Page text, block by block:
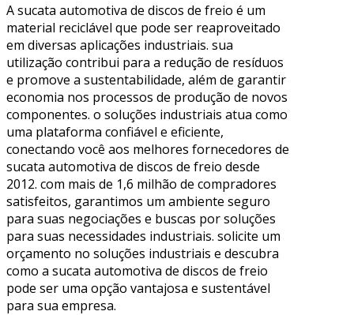
A sucata automotiva de discos de freio é um
material reciclável que pode ser reaproveitado
em diversas aplicações industriais. sua
utilização contribui para a redução de resíduos
e promove a sustentabilidade, além de garantir
economia nos processos de produção de novos
componentes. o soluções industriais atua como
uma plataforma confiável e eficiente,
conectando você aos melhores fornecedores de
sucata automotiva de discos de freio desde
2012. com mais de 1,6 milhão de compradores
satisfeitos, garantimos um ambiente seguro
para suas negociações e buscas por soluções
para suas necessidades industriais. solicite um
orçamento no soluções industriais e descubra
como a sucata automotiva de discos de freio
pode ser uma opção vantajosa e sustentável
para sua empresa.